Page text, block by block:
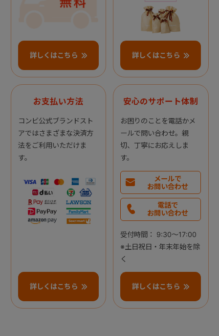
詳しくはこちら 詳しくはこちら
お支払い方法
コンビ公式ブランドスト
アではさまざまな決済方
法をご利用いただけま
す。
詳しくはこちら
安心のサポート体制
お困りのことを電話かメ
ールで問い合わせ。親
切、丁寧にお応えしま
す。
メールで
お問い合わせ
電話で
お問い合わせ
受付時間： 9:30～17:00
※土日祝日・年末年始を除
く
詳しくはこちら